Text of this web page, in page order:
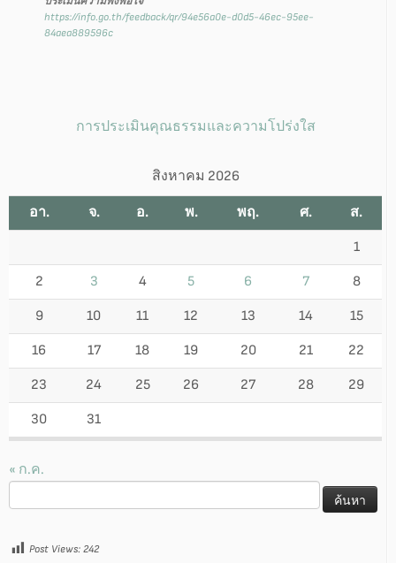
https://info.go.th/feedback/qr/94e56a0e-d0d5-46ec-95ee-
84aea889596c
การประเมินคุณธรรมและความโปร่งใส
สิงหาคม 2026
อา. จ. อ. พ. พฤ. ศ. ส.
1
2 3 4 5 6 7 8
9 10 11 12 13 14 15
16 17 18 19 20 21 22
23 24 25 26 27 28 29
30 31
« ก.ค.
สำหรับ:
Post Views: 242